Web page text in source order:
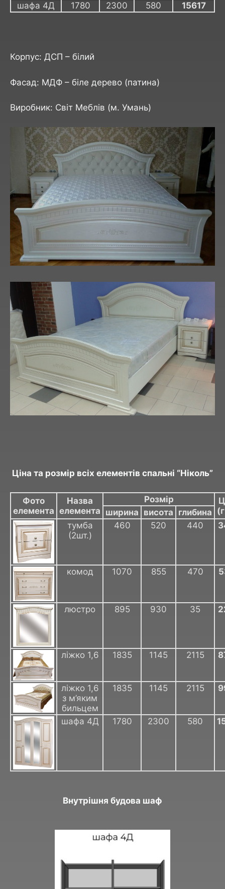
шафа 4Д 1780 2300 580 15617
Корпус: ДСП – білий
Фасад: МДФ – біле дерево (патина)
Виробник: Світ Меблів (м. Умань)
Ціна та розмір всіх елементів спальні “Ніколь”
Фото
елемента
Назва
елемента
Розмір
ширина висота глибина
тумба
(2шт.)
460 520 440
комод 1070 855 470
люстро 895 930 35
ліжко 1,6 1835 1145 2115
ліжко 1,6
з м’яким
бильцем
1835 1145 2115
шафа 4Д 1780 2300 580
Внутрішня будова шаф